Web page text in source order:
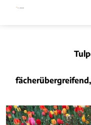
Direkt zum Inhalt